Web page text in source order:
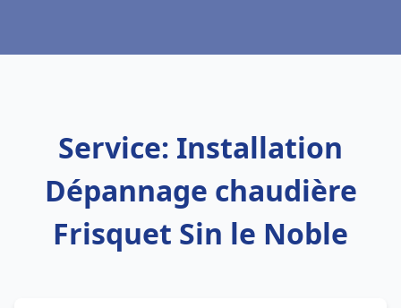
Service: Installation
Dépannage chaudière
Frisquet Sin le Noble